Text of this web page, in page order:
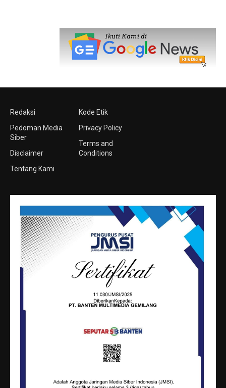
Redaksi
Pedoman Media
Siber
Disclaimer
Tentang Kami
Kode Etik
Privacy Policy
Terms and
Conditions